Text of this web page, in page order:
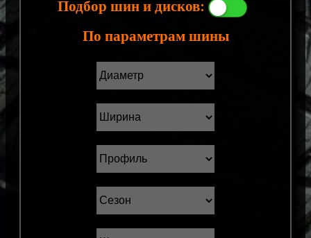
Подбор шин и дисков:
По параметрам шины